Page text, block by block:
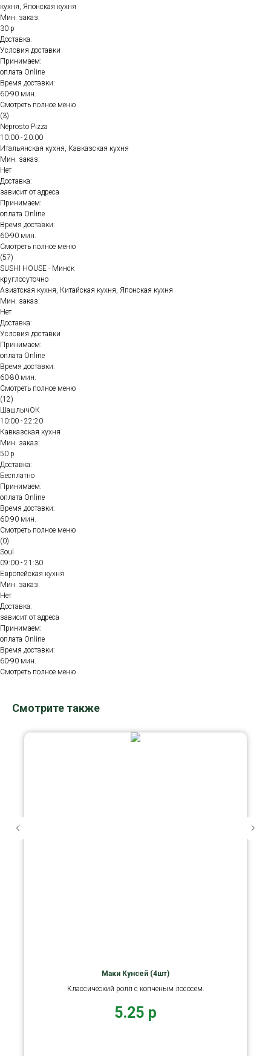
кухня, Японская кухня
Мин. заказ:
30 р
Доставка:
Условия доставки
Принимаем:
оплата Online
Время доставки:
60-90 мин.
Смотреть полное меню
(3)
Neprosto Pizza
10:00 - 20:00
Итальянская кухня, Кавказская кухня
Мин. заказ:
Нет
Доставка:
зависит от адреса
Принимаем:
оплата Online
Время доставки:
60-90 мин.
Смотреть полное меню
(57)
SUSHI HOUSE - Минск
круглосуточно
Азиатская кухня, Китайская кухня, Японская кухня
Мин. заказ:
Нет
Доставка:
Условия доставки
Принимаем:
оплата Online
Время доставки:
60-80 мин.
Смотреть полное меню
(12)
ШашлычОК
10:00 - 22:20
Кавказская кухня
Мин. заказ:
50 р
Доставка:
Бесплатно
Принимаем:
оплата Online
Время доставки:
60-90 мин.
Смотреть полное меню
(0)
Soul
09:00 - 21:30
Европейская кухня
Мин. заказ:
Нет
Доставка:
зависит от адреса
Принимаем:
оплата Online
Время доставки:
60-90 мин.
Смотреть полное меню
Смотрите также
Маки Кунсей (4шт)
Классический ролл с копченым лососем.
5.25 р